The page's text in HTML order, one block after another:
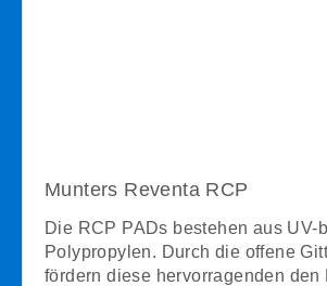
Munters Reventa RCP
Die RCP PADs bestehen aus UV-
Polypropylen. Durch die offene
fördern diese hervorragenden den